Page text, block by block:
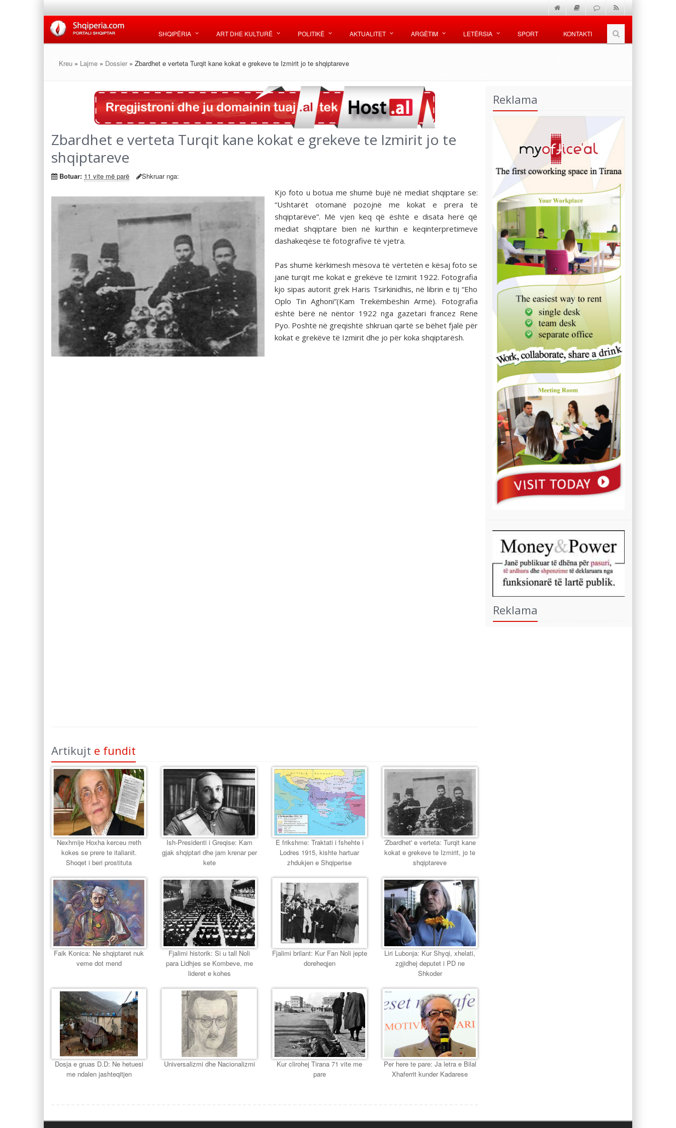
SHQIPËRIA ART DHE KULTURË POLITIKË AKTUALITET ARGËTIM LETËRSIA SPORT KONTAKTI
Kreu » Lajme » Dossier » Zbardhet e verteta Turqit kane kokat e grekeve te Izmirit jo te shqiptareve
Zbardhet e verteta Turqit kane kokat e grekeve te Izmirit jo te
shqiptareve
Botuar: 11 vite më parë Shkruar nga:
Kjo foto u botua me shumë bujë në mediat shqiptare se:
“Ushtarët otomanë pozojnë me kokat e prera të
shqiptarëve”. Më vjen keq që është e disata herë që
mediat shqiptare bien në kurthin e keqinterpretimeve
dashakeqëse të fotografive të vjetra.
Pas shumë kërkimesh mësova të vërtetën e kësaj foto se
janë turqit me kokat e grekëve të Izmirit 1922. Fotografia
kjo sipas autorit grek Haris Tsirkinidhis, në librin e tij “Eho
Oplo Tin Aghoni”(Kam Trekëmbëshin Armë). Fotografia
është bërë në nëntor 1922 nga gazetari francez Rene
Pyo. Poshtë në greqishtë shkruan qartë se bëhet fjalë për
kokat e grekëve të Izmirit dhe jo për koka shqiptarësh.
Artikujt e fundit
Nexhmije Hoxha kerceu rreth
kokes se prere te italianit.
Shoqet i beri prostituta
Ish-Presidenti i Greqise: Kam
gjak shqiptari dhe jam krenar per
kete
E frikshme: Traktati i fshehte i
Lodres 1915, kishte hartuar
zhdukjen e Shqiperise
'Zbardhet' e verteta: Turqit kane
kokat e grekeve te Izmirit, jo te
shqiptareve
Faik Konica: Ne shqiptaret nuk
veme dot mend
Fjalimi historik: Si u tall Noli
para Lidhjes se Kombeve, me
lideret e kohes
Fjalimi brilant: Kur Fan Noli jepte
doreheqjen
Liri Lubonja: Kur Shyqi, xhelati,
zgjidhej deputet i PD ne
Shkoder
Dosja e gruas D.D: Ne hetuesi
me ndalen jashteqitjen
Universalizmi dhe Nacionalizmi
Kur clirohej Tirana 71 vite me
pare
Per here te pare: Ja letra e Bilal
Xhaferrit kunder Kadarese
Reklama
Reklama